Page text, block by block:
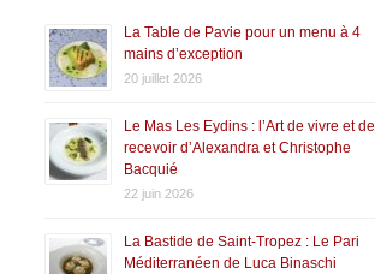
La Table de Pavie pour un menu à 4
mains d’exception
20 juillet 2026
Le Mas Les Eydins : l’Art de vivre et de
recevoir d’Alexandra et Christophe
Bacquié
22 juin 2026
La Bastide de Saint-Tropez : Le Pari
Méditerranéen de Luca Binaschi